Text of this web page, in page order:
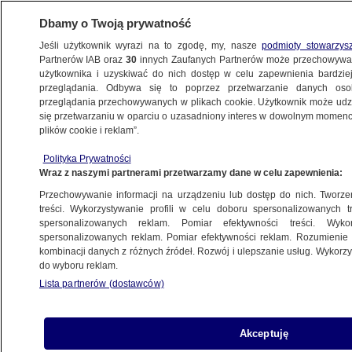
BIZNES
TECH
"Wszyscy wiemy, że piątkowa sesja będzie
szalona"
Oprac.Jan Sowa
11.06.2026, 14:44
Dbamy o Twoją prywatność
Jeśli użytkownik wyrazi na to zgodę, my, naszepodmioty
Partnerów IAB oraz30 innych Zaufanych Partnerów może
użytkownika i uzyskiwać do nich dostęp w celu zapewnienia
przeglądania. Odbywa się to poprzez przetwarzanie danych
przeglądania przechowywanych w plikach cookie. Użytkownik może
się przetwarzaniu w oparciu o uzasadniony interes w dowolnym
plików cookie i reklam”.
Polityka Prywatności
Wraz z naszymi partnerami przetwarzamy dane w celu zapewnienia:
Przechowywanie informacji na urządzeniu lub dostęp do nich.
treści. Wykorzystywanie profili w celu doboru spersonalizowanych
spersonalizowanych reklam. Pomiar efektywności treści.
spersonalizowanych reklam. Pomiar efektywności reklam.
kombinacji danych z różnych źródeł. Rozwój i ulepszanie usług.
do wyboru reklam.
Lista partnerów (dostawców)
Akceptuję